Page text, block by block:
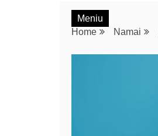
Meniu
Home
Namai